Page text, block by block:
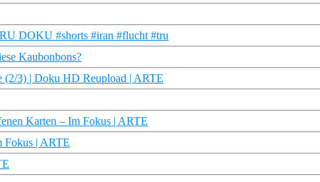
DOKU #shorts #iran #flucht #tru
Kaubonbons?
(2/3) | Doku HD Reupload | ARTE
Karten – Im Fokus | ARTE
Fokus | ARTE